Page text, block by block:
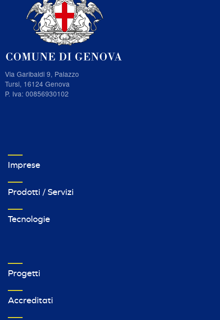
Via Garibaldi 9, Palazzo
Tursi, 16124 Genova
P. Iva: 00856930102
VETRINA IMPRESE FOOTER MENU 1
Imprese
Prodotti / Servizi
Tecnologie
VETRINA IMPRESE FOOTER MENU 2
Progetti
Accreditati